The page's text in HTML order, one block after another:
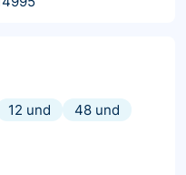
12 und
48 und